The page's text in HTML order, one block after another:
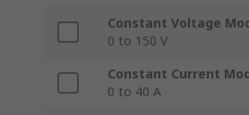
Constant Voltage
0 to 150 V
Constant Current
0 to 40 A